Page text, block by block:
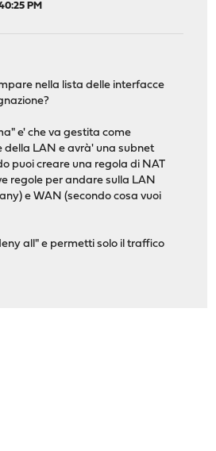
PM
nella lista delle interfacce
e' che va gestita come
LAN e avrà' una subnet
puoi creare una regola di NAT
regole per andare sulla LAN
e WAN (secondo cosa vuoi
all" e permetti solo il traffico